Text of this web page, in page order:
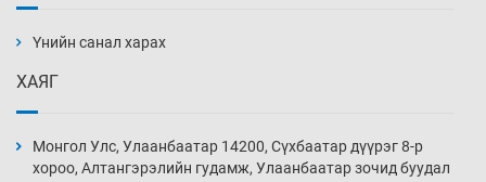
4 цаг 0 мин
4 цаг 30 мин
Үнийн санал харах
ХАЯГ
Монгол Улс, Улаанбаатар 14200, Сүхбаатар дүүрэг 8-р
хороо, Алтангэрэлийн гудамж, Улаанбаатар зочид буудал